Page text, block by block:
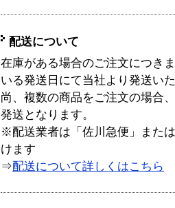
配送について
在庫がある場合のご注文につき
いる発送日にて当社より発送い
尚、複数の商品をご注文の場合
発送となります。
※配送業者は「佐川急便」また
けます
⇒配送について詳しくはこちら